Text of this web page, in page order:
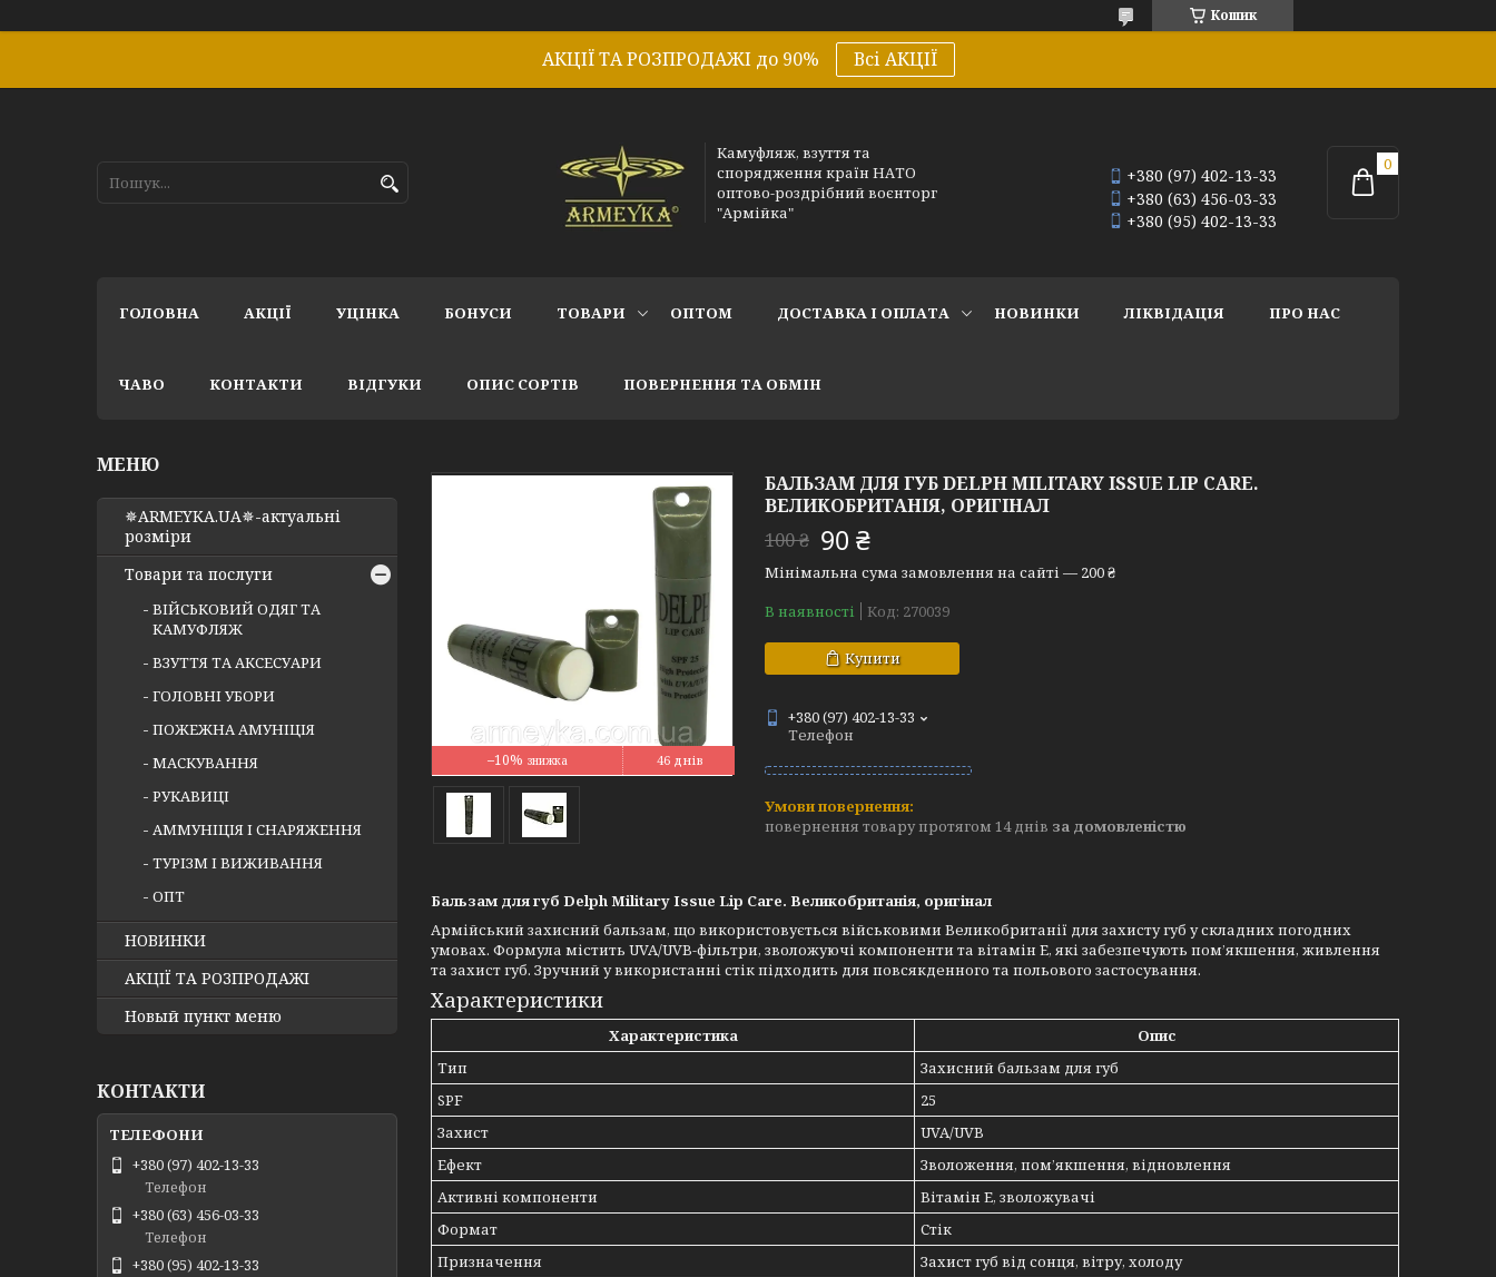
Кошик
АКЦІЇ ТА РОЗПРОДАЖІ до 90% Всі АКЦІЇ
Камуфляж, взуття та
спорядження країн НАТО
оптово-роздрібний воєнторг
"Армійка"
+380 (97) 402-13-33
+380 (63) 456-03-33
+380 (95) 402-13-33
ГОЛОВНА АКЦІЇ УЦІНКА БОНУСИ ТОВАРИ ОПТОМ ДОСТАВКА І ОПЛАТА НОВИНКИ ЛІКВІДАЦІЯ ПРО НАС
ЧАВО КОНТАКТИ ВІДГУКИ ОПИС СОРТІВ ПОВЕРНЕННЯ ТА ОБМІН
–10% 46 днів
БАЛЬЗАМ ДЛЯ ГУБ DELPH MILITARY ISSUE LIP CARE.
ВЕЛИКОБРИТАНІЯ, ОРИГІНАЛ
100 ₴ 90 ₴
Мінімальна сума замовлення на сайті — 200 ₴
В наявності
Код: 270039
Купити
+380 (97) 402-13-33
Телефон
повернення товару протягом 14 днів за домовленістю
Бальзам для губ Delph Military Issue Lip Care. Великобританія, оригінал
Армійський захисний бальзам, що використовується військовими Великобританії для захисту губ у складних погодних
умовах. Формула містить UVA/UVB-фільтри, зволожуючі компоненти та вітамін E, які забезпечують пом’якшення, живлення
та захист губ. Зручний у використанні стік підходить для повсякденного та польового застосування.
Характеристики
Характеристика
Опис
Тип
Захисний бальзам для губ
SPF
25
Захист
UVA/UVB
Ефект
Зволоження, пом’якшення, відновлення
Активні компоненти
Вітамін E, зволожувачі
Формат
Стік
Призначення
Захист губ від сонця, вітру, холоду
✵ARMEYKA.UA✵-актуальні
розміри
Товари та послуги
ВІЙСЬКОВИЙ ОДЯГ ТА
КАМУФЛЯЖ
ВЗУТТЯ ТА АКСЕСУАРИ
ГОЛОВНІ УБОРИ
ПОЖЕЖНА АМУНІЦІЯ
МАСКУВАННЯ
РУКАВИЦІ
АММУНІЦІЯ І СНАРЯЖЕННЯ
ТУРІЗМ І ВИЖИВАННЯ
ОПТ
НОВИНКИ
АКЦІЇ ТА РОЗПРОДАЖІ
Новый пункт меню
КОНТАКТИ
+380 (97) 402-13-33
Телефон
+380 (63) 456-03-33
Телефон
+380 (95) 402-13-33